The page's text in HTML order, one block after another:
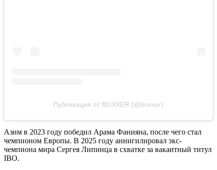
Публикация от BOXXER (@boxxer)
Азим в 2023 году победил Арама Фанияна, после чего стал
чемпионом Европы. В 2025 году аннигилировал экс-
чемпиона мира Сергея Липинца в схватке за вакантный титул
IBO.